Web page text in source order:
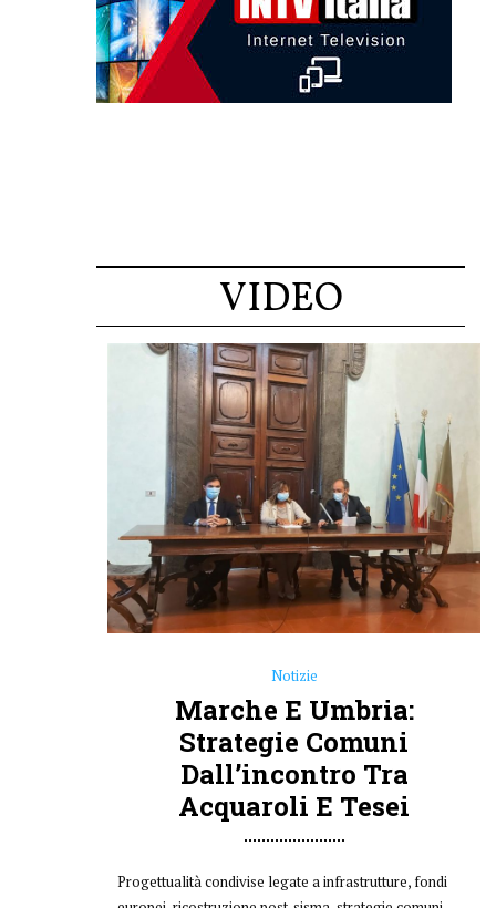
VIDEO
Notizie
Marche E Umbria:
Strategie Comuni
Dall’incontro Tra
Acquaroli E Tesei
europei, ricostruzione post-sisma, strategie comuni.
Sono stati i macrotemi al centro di una riunione tra i
Presidenti di Marche e Umbria, Francesco Acquaroli e
Donatella Tesei, tenutasi questa mattina a Palazzo
Donini, a Perugia, con i rispettivi staff tecnici. Un
incontro “non formale o istituzionale ma già